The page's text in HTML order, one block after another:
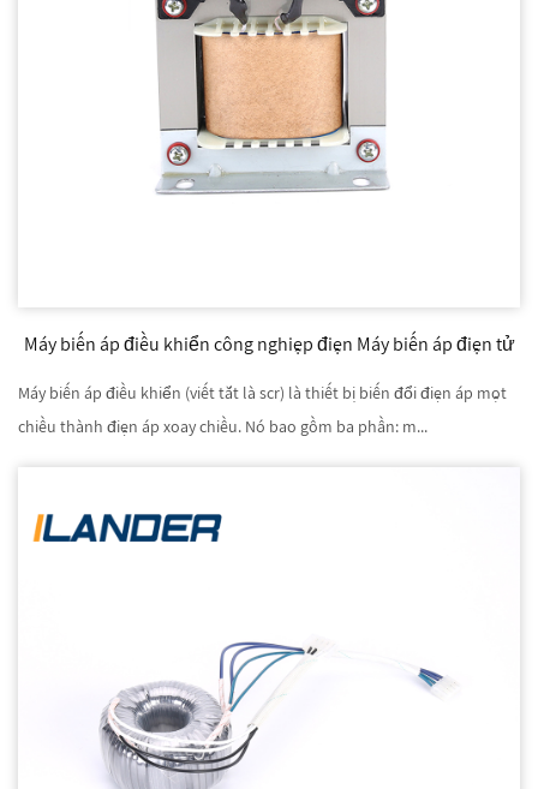
Máy biến áp điều khiển công nghiệp điện Máy biến áp điện tử
Máy biến áp điều khiển (viết tắt là scr) là thiết bị biến đổi điện áp một
chiều thành điện áp xoay chiều. Nó bao gồm ba phần: m...